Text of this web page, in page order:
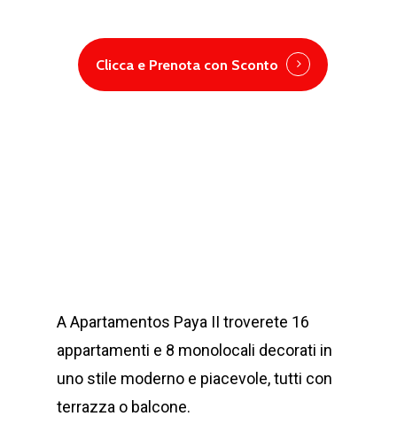
Clicca e Prenota con Sconto
A Apartamentos Paya II troverete 16
appartamenti e 8 monolocali decorati in
uno stile moderno e piacevole, tutti con
terrazza o balcone.